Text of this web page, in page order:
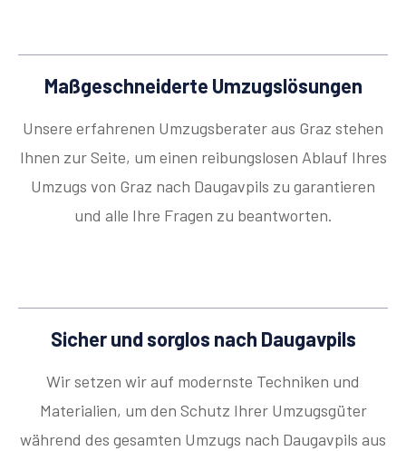
Maßgeschneiderte Umzugslösungen
Unsere erfahrenen Umzugsberater aus Graz stehen
Ihnen zur Seite, um einen reibungslosen Ablauf Ihres
Umzugs von Graz nach Daugavpils zu garantieren
und alle Ihre Fragen zu beantworten.
Sicher und sorglos nach Daugavpils
Wir setzen wir auf modernste Techniken und
Materialien, um den Schutz Ihrer Umzugsgüter
während des gesamten Umzugs nach Daugavpils aus